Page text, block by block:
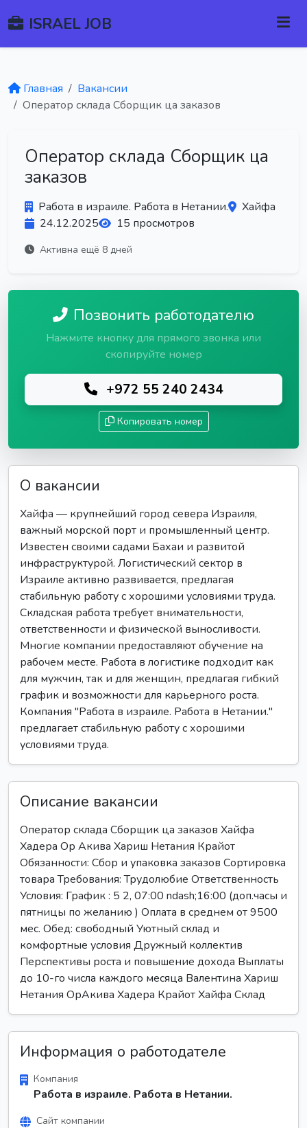
ISRAEL JOB
Главная
Вакансии
Оператор склада Сборщик ца заказов
Оператор склада Сборщик ца
заказов
Работа в израиле. Работа в Нетании.
Хайфа
24.12.2025
15 просмотров
Активна ещё 8 дней
Позвонить работодателю
Нажмите кнопку для прямого звонка или
скопируйте номер
+972 55 240 2434
Копировать номер
О вакансии
Хайфа — крупнейший город севера Израиля,
важный морской порт и промышленный центр.
Известен своими садами Бахаи и развитой
инфраструктурой. Логистический сектор в
Израиле активно развивается, предлагая
стабильную работу с хорошими условиями труда.
Складская работа требует внимательности,
ответственности и физической выносливости.
Многие компании предоставляют обучение на
рабочем месте. Работа в логистике подходит как
для мужчин, так и для женщин, предлагая гибкий
график и возможности для карьерного роста.
Компания "Работа в израиле. Работа в Нетании."
предлагает стабильную работу с хорошими
условиями труда.
Описание вакансии
Оператор склада Сборщик ца заказов Хайфа
Хадера Ор Акива Хариш Нетания Крайот
Обязанности: Сбор и упаковка заказов Сортировка
товара Требования: Трудолюбие Ответственность
Условия: График : 5 2, 07:00 ndash;16:00 (доп.часы и
пятницы по желанию ) Оплата в среднем от 9500
мес. Обед: свободный Уютный склад и
комфортные условия Дружный коллектив
Перспективы роста и повышение дохода Выплаты
до 10-го числа каждого месяца Валентина Хариш
Нетания ОрАкива Хадера Крайот Хайфа Склад
Информация о работодателе
Компания
Работа в израиле. Работа в Нетании.
Сайт компании